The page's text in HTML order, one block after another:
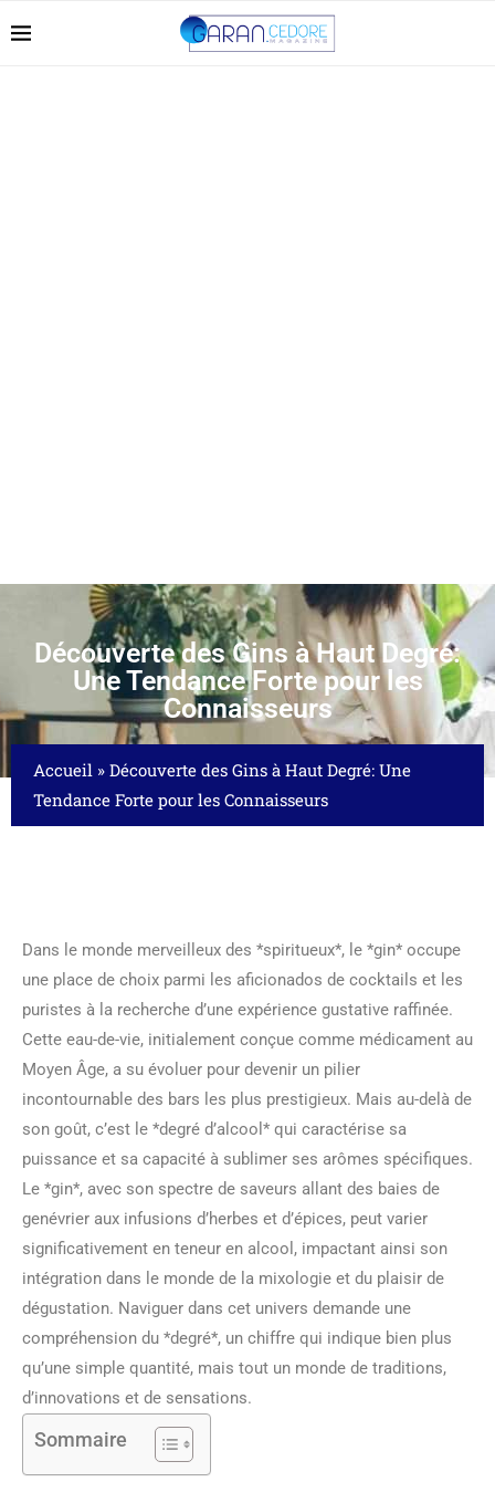
Découverte des Gins à Haut Degré:
Une Tendance Forte pour les
Connaisseurs
Accueil » Découverte des Gins à Haut Degré: Une
Tendance Forte pour les Connaisseurs
Dans le monde merveilleux des *spiritueux*, le *gin* occupe
une place de choix parmi les aficionados de cocktails et les
puristes à la recherche d’une expérience gustative raffinée.
Cette eau-de-vie, initialement conçue comme médicament au
Moyen Âge, a su évoluer pour devenir un pilier
incontournable des bars les plus prestigieux. Mais au-delà de
son goût, c’est le *degré d’alcool* qui caractérise sa
puissance et sa capacité à sublimer ses arômes spécifiques.
Le *gin*, avec son spectre de saveurs allant des baies de
genévrier aux infusions d’herbes et d’épices, peut varier
significativement en teneur en alcool, impactant ainsi son
intégration dans le monde de la mixologie et du plaisir de
dégustation. Naviguer dans cet univers demande une
compréhension du *degré*, un chiffre qui indique bien plus
qu’une simple quantité, mais tout un monde de traditions,
d’innovations et de sensations.
Sommaire